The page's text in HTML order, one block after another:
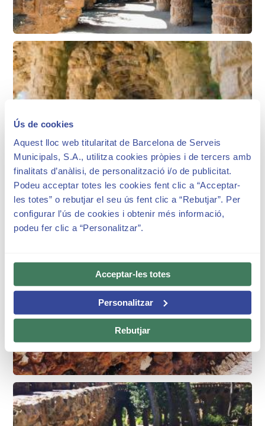
Ús de cookies
Aquest lloc web titularitat de Barcelona de Serveis
Municipals, S.A., utilitza cookies pròpies i de tercers amb
finalitats d’anàlisi, de personalització i/o de publicitat.
Podeu acceptar totes les cookies fent clic a “Acceptar-
les totes” o rebutjar el seu ús fent clic a “Rebutjar”. Per
configurar l’ús de cookies i obtenir més informació,
podeu fer clic a “Personalitzar”.
Acceptar-les totes
Personalitzar
Rebutjar